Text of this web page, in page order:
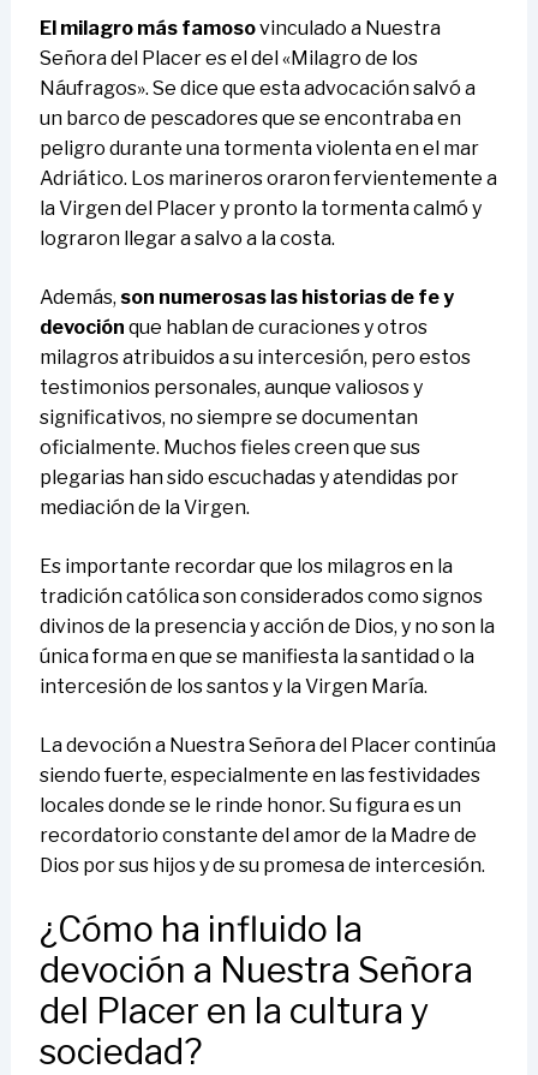
El milagro más famosovinculado a Nuestra
Señora del Placer es el del «Milagro de los
Náufragos». Se dice que esta advocación salvó a
un barco de pescadores que se encontraba en
peligro durante una tormenta violenta en el mar
Adriático. Los marineros oraron fervientemente a
la Virgen del Placer y pronto la tormenta calmó y
lograron llegar a salvo a la costa.
Además, son numerosas las historias de fe y
devoción que hablan de curaciones y otros
milagros atribuidos a su intercesión, pero estos
testimonios personales, aunque valiosos y
significativos, no siempre se documentan
oficialmente. Muchos fieles creen que sus
plegarias han sido escuchadas y atendidas por
mediación de la Virgen.
Es importante recordar que los milagros en la
tradición católica son considerados como signos
divinos de la presencia y acción de Dios, y no son la
única forma en que se manifiesta la santidad o la
intercesión de los santos y la Virgen María.
La devoción a Nuestra Señora del Placer continúa
siendo fuerte, especialmente en las festividades
locales donde se le rinde honor. Su figura es un
recordatorio constante del amor de la Madre de
Dios por sus hijos y de su promesa de intercesión.
¿Cómo ha influido la
devoción a Nuestra Señora
del Placer en la cultura y
sociedad?